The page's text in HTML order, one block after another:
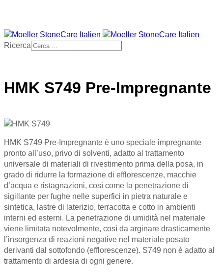
Ricerca
HMK S749 Pre-Impregnante
HMK S749 Pre-Impregnante è uno speciale impregnante
pronto all’uso, privo di solventi, adatto al trattamento
universale di materiali di rivestimento prima della posa, in
grado di ridurre la formazione di efflorescenze, macchie
d’acqua e ristagnazioni, così come la penetrazione di
sigillante per fughe nelle superfici in pietra naturale e
sintetica, lastre di laterizio, terracotta e cotto in ambienti
interni ed esterni. La penetrazione di umidità nel materiale
viene limitata notevolmente, così da arginare drasticamente
l’insorgenza di reazioni negative nel materiale posato
derivanti dal sottofondo (efflorescenze). S749 non è adatto al
trattamento di ardesia di ogni genere.